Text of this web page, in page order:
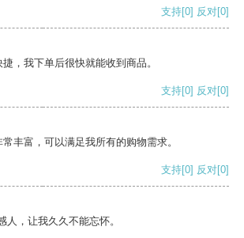
支持[0] 反对[0]
，我下单后很快就能收到商品。
支持[0] 反对[0]
丰富，可以满足我所有的购物需求。
支持[0] 反对[0]
人，让我久久不能忘怀。